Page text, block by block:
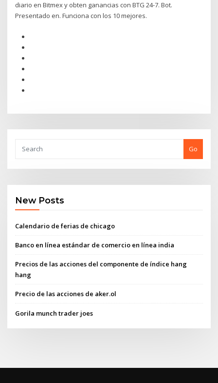
diario en Bitmex y obten ganancias con BTG 24-7. Bot.
Presentado en. Funciona con los 10 mejores.
Go
New Posts
Calendario de ferias de chicago
Banco en línea estándar de comercio en línea india
Precios de las acciones del componente de índice hang
hang
Precio de las acciones de aker.ol
Gorila munch trader joes